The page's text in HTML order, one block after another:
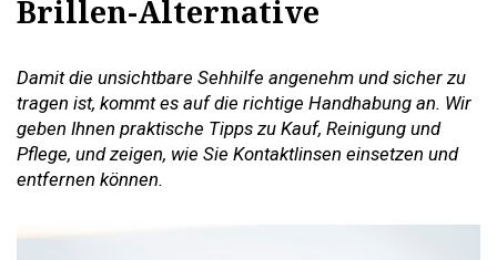
Brillen-Alternative
Damit die unsichtbare Sehhilfe angenehm und sicher zu
tragen ist, kommt es auf die richtige Handhabung an. Wir
geben Ihnen praktische Tipps zu Kauf, Reinigung und
Pflege, und zeigen, wie Sie Kontaktlinsen einsetzen und
entfernen können.